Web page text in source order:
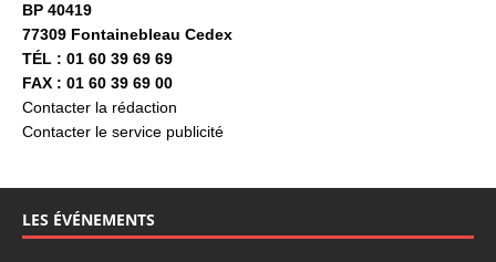
BP 40419
77309 Fontainebleau Cedex
TÉL : 01 60 39 69 69
FAX : 01 60 39 69 00
Contacter la rédaction
Contacter le service publicité
LES ÉVÉNEMENTS